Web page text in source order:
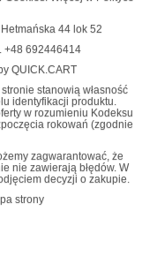
44 lok 52
+48 692446414
QUICK.CART
stanowią własność
identyfikacji produktu.
w rozumieniu Kodeksu
rokowań (zgodnie
zagwarantować, że
nie zawierają błędów. W
decyzji o zakupie.
strony